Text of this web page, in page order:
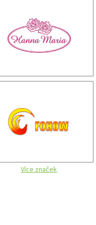
Více značek